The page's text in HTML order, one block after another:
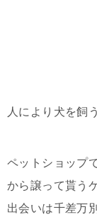
人により犬を飼
ペットショップ
から譲って貰う
出会いは千差万